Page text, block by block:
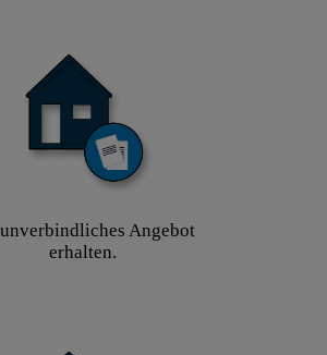
Angebot
erhalten.